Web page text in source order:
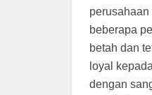
beberapa
betah dan
loyal
dengan